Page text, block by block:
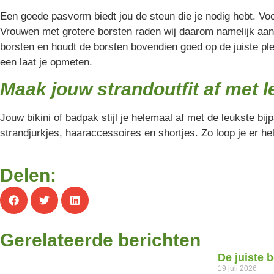
Een goede pasvorm biedt jou de steun die je nodig hebt.
Vrouwen met grotere borsten raden wij daarom namelijk
borsten en houdt de borsten bovendien goed op de juiste
een laat je opmeten.
Maak jouw strandoutfit af met
Jouw bikini of badpak stijl je helemaal af met de leukste
strandjurkjes, haaraccessoires en shortjes. Zo loop je er
Delen:
Gerelateerde berichten
De juiste
19 juli 2026